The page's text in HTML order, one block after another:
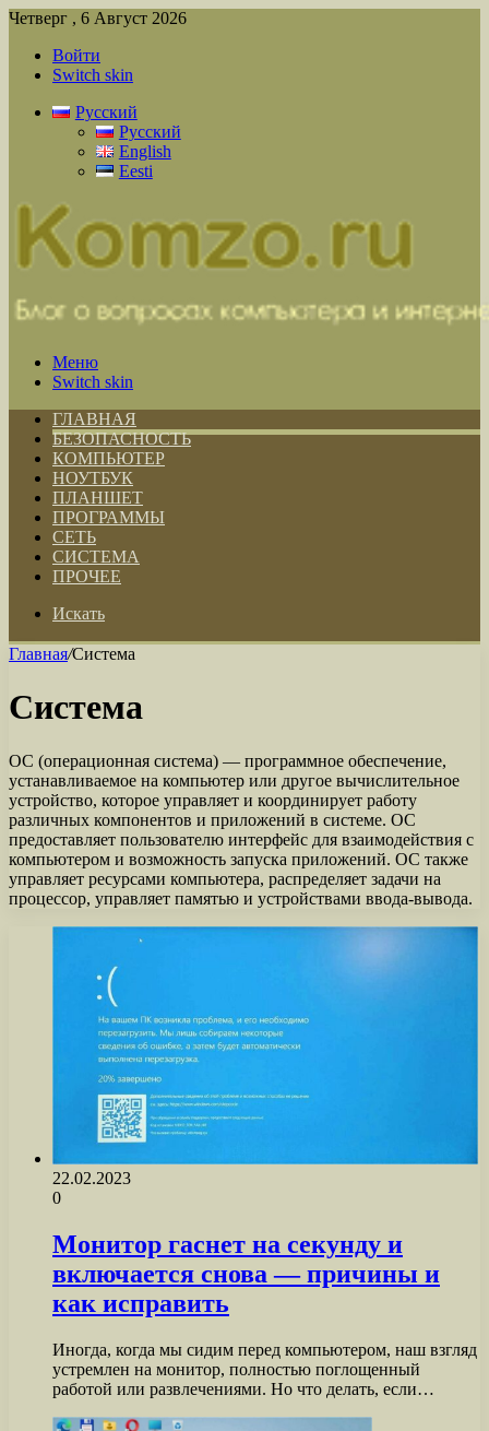
Четверг , 6 Август 2026
Войти
Switch skin
Русский
Русский
English
Eesti
Меню
Switch skin
ГЛАВНАЯ
БЕЗОПАСНОСТЬ
КОМПЬЮТЕР
НОУТБУК
ПЛАНШЕТ
ПРОГРАММЫ
СЕТЬ
СИСТЕМА
ПРОЧЕЕ
Искать
Главная/Система
Система
ОС (операционная система) — программное обеспечение,
устанавливаемое на компьютер или другое вычислительное
устройство, которое управляет и координирует работу
различных компонентов и приложений в системе. ОС
предоставляет пользователю интерфейс для взаимодействия с
компьютером и возможность запуска приложений. ОС также
управляет ресурсами компьютера, распределяет задачи на
процессор, управляет памятью и устройствами ввода-вывода.
22.02.2023
0
Монитор гаснет на секунду и
включается снова — причины и
как исправить
Иногда, когда мы сидим перед компьютером, наш взгляд
устремлен на монитор, полностью поглощенный
работой или развлечениями. Но что делать, если…